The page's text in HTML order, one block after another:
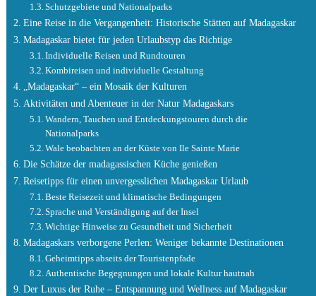
Schutzgebiete und Nationalparks
Eine Reise in die Vergangenheit: Historische Stätten auf Madagaskar
Madagaskar bietet für jeden Urlaubstyp das Richtige
Individuelle Reisen und Rundtouren
Kombireisen und individuelle Gestaltung
„Madagaskar“ – ein Mosaik der Kulturen
Aktivitäten und Abenteuer in der Natur Madagaskars
Wandern, Tauchen und Entdeckungstouren durch die
Nationalparks
Wale beobachten an der Küste von Ile Sainte Marie
Die Schätze der madagassischen Küche genießen
Reisetipps für einen unvergesslichen Madagaskar Urlaub
Beste Reisezeit und klimatische Bedingungen
Sprache und Verständigung auf der Insel
Wichtige Hinweise zu Gesundheit und Sicherheit
Madagaskars verborgene Perlen: Weniger bekannte Destinationen
Geheimtipps abseits der Touristenpfade
Authentische Begegnungen und lokale Kultur hautnah
Der Luxus der Ruhe – Entspannung und Wellness auf Madagaskar